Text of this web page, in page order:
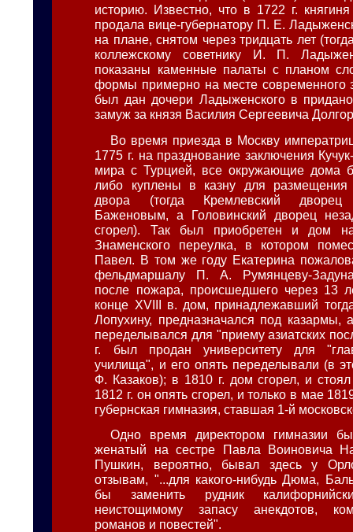
историю. Известно, что в 1722 г.
продала вице-губернатору П. Е.
на плане, снятом через тридцать лет
коллежскому советнику И. П.
показаны каменные палаты с планом
формы примерно на месте современного
был дан дочери Ладыженского в
замуж за князя Василия Сергеевича
Во время приезда в Москву
1775 г. на празднование заключения
мира с Турцией, все окружающие дома
либо куплены в казну для размещения
двора (тогда Кремлевский дворец
Баженовым, а Головинский дворец
сгорел). Так был приобретен и дом
Знаменского переулка, в котором
Павел. В том же году Екатерина
фельдмаршалу П. А. Румянцеву-
после пожара, происшедшего через 13
конце XVIII в. дом, принадлежавший
Лопухину, предназначался под казармы,
переделывался для "приему азиатских
г. был продан университету для
училища", и его опять переделывали (в
Ф. Казаков); в 1810 г. дом сгорел, и
1812 г. он опять сгорел, и только в мае
губернская гимназия, ставшая 1-й
Одно время директором гимназии
женатый на сестре Павла Воиновича
Пушкин, вероятно, бывал здесь у
отзывам, "...для какого-нибудь Дюма,
бы заменить рудник
неистощимому запасу анекдотов,
романов и повестей".